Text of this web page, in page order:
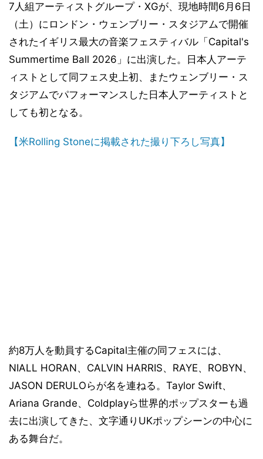
7人組アーティストグループ・XGが、現地時間6月6日
（土）にロンドン・ウェンブリー・スタジアムで開催
されたイギリス最大の音楽フェスティバル「Capital's
Summertime Ball 2026」に出演した。日本人アーテ
ィストとして同フェス史上初、またウェンブリー・ス
タジアムでパフォーマンスした日本人アーティストと
しても初となる。
【米Rolling Stoneに掲載された撮り下ろし写真】
約8万人を動員するCapital主催の同フェスには、
NIALL HORAN、CALVIN HARRIS、RAYE、ROBYN、
JASON DERULOらが名を連ねる。Taylor Swift、
Ariana Grande、Coldplayら世界的ポップスターも過
去に出演してきた、文字通りUKポップシーンの中心に
ある舞台だ。